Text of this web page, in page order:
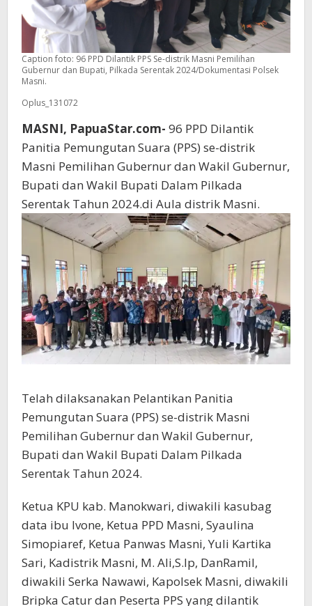
Caption foto: 96 PPD Dilantik PPS Se-distrik Masni Pemilihan
Gubernur dan Bupati, Pilkada Serentak 2024/Dokumentasi Polsek
Masni.
Oplus_131072
MASNI, PapuaStar.com- 96 PPD Dilantik
Panitia Pemungutan Suara (PPS) se-distrik
Masni Pemilihan Gubernur dan Wakil Gubernur,
Bupati dan Wakil Bupati Dalam Pilkada
Serentak Tahun 2024.di Aula distrik Masni.
Telah dilaksanakan Pelantikan Panitia
Pemungutan Suara (PPS) se-distrik Masni
Pemilihan Gubernur dan Wakil Gubernur,
Bupati dan Wakil Bupati Dalam Pilkada
Serentak Tahun 2024.
Ketua KPU kab. Manokwari, diwakili kasubag
data ibu Ivone, Ketua PPD Masni, Syaulina
Simopiaref, Ketua Panwas Masni, Yuli Kartika
Sari, Kadistrik Masni, M. Ali,S.Ip, DanRamil,
diwakili Serka Nawawi, Kapolsek Masni, diwakili
Bripka Catur dan Peserta PPS yang dilantik